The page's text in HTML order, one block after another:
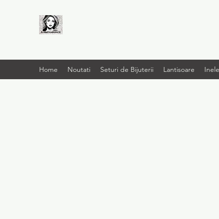
Home Noutati Seturi de Bijuterii Lantisoare Inele